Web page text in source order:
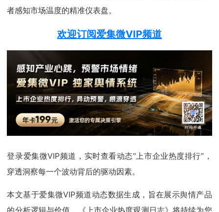
者感知市场温度的精准仪表盘。
欢迎订阅爱集微VIP频道
登录爱集微VIP频道，实时查看动态“上市企业热度排行”，
穿透洞察每一个波动背后的驱动因素。
本文基于爱集微VIP频道动态数据生成，旨在展示舆情产品
的分析逻辑与价值。《上市企业热度观测日志》将持续为您